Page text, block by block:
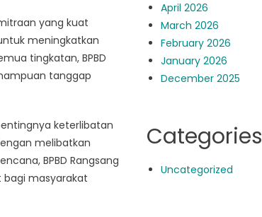
yang kuat
meningkatkan
tingkatan, BPBD
tanggap
keterlibatan
melibatkan
BPBD Rangsang
masyarakat
April 2026
March 2026
February 2026
January 2026
December 2025
Categories
Uncategorized